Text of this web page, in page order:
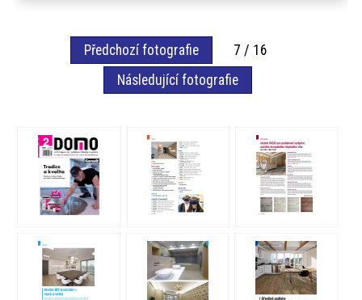
Předchozí fotografie
7 / 16
Následující fotografie